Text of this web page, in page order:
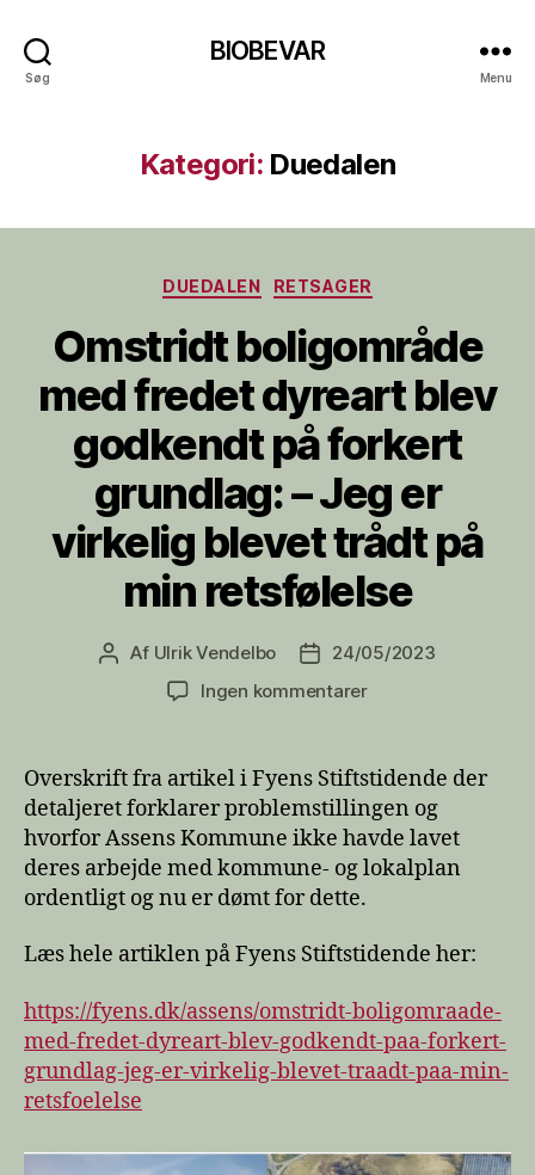
Søg
BIOBEVAR
Menu
Kategori: Duedalen
Kategorier
DUEDALEN RETSAGER
Omstridt boligområde
med fredet dyreart blev
godkendt på forkert
grundlag: – Jeg er
virkelig blevet trådt på
min retsfølelse
Indlægsforfatter
Af Ulrik Vendelbo Indlægsdato
24/05/2023
Ingen kommentarertil
med
dyreart
blev
godkendt
grundlag:
Jeg
er
virkelig
blevet
min
Overskrift fra artikel i Fyens Stiftstidende der
detaljeret forklarer problemstillingen og
hvorfor Assens Kommune ikke havde lavet
deres arbejde med kommune- og lokalplan
ordentligt og nu er dømt for dette.
Læs hele artiklen på Fyens Stiftstidende her:
https://fyens.dk/assens/omstridt-boligomraade-
med-fredet-dyreart-blev-godkendt-paa-forkert-
grundlag-jeg-er-virkelig-blevet-traadt-paa-min-
retsfoelelse